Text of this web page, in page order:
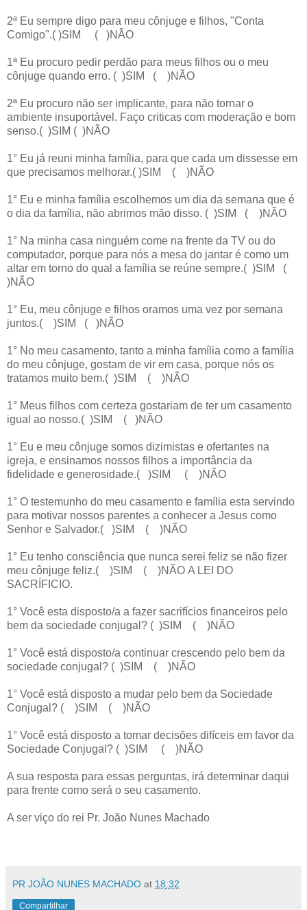
2ª Eu sempre digo para meu cônjuge e filhos, "Conta
Comigo".( )SIM ( )NÃO
1ª Eu procuro pedir perdão para meus filhos ou o meu
cônjuge quando erro. ( )SIM ( )NÃO
2ª Eu procuro não ser implicante, para não tornar o
ambiente insuportável. Faço criticas com moderação e bom
senso.( )SIM ( )NÃO
1° Eu já reuni minha família, para que cada um dissesse em
que precisamos melhorar.( )SIM ( )NÃO
1° Eu e minha família escolhemos um dia da semana que é
o dia da família, não abrimos mão disso. ( )SIM ( )NÃO
1° Na minha casa ninguém come na frente da TV ou do
computador, porque para nós a mesa do jantar é como um
altar em torno do qual a família se reúne sempre.( )SIM (
)NÃO
1° Eu, meu cônjuge e filhos oramos uma vez por semana
juntos.( )SIM ( )NÃO
1° No meu casamento, tanto a minha família como a família
do meu cônjuge, gostam de vir em casa, porque nós os
tratamos muito bem.( )SIM ( )NÃO
1° Meus filhos com certeza gostariam de ter um casamento
igual ao nosso.( )SIM ( )NÃO
1° Eu e meu cônjuge somos dizimistas e ofertantes na
igreja, e ensinamos nossos filhos a importância da
fidelidade e generosidade.( )SIM ( )NÃO
1° O testemunho do meu casamento e família esta servindo
para motivar nossos parentes a conhecer a Jesus como
Senhor e Salvador.( )SIM ( )NÃO
1° Eu tenho consciência que nunca serei feliz se não fizer
meu cônjuge feliz.( )SIM ( )NÃO A LEI DO
SACRÍFICIO.
1° Você esta disposto/a a fazer sacrifícios financeiros pelo
bem da sociedade conjugal? ( )SIM ( )NÃO
1° Você está disposto/a continuar crescendo pelo bem da
sociedade conjugal? ( )SIM ( )NÃO
1° Você está disposto a mudar pelo bem da Sociedade
Conjugal? ( )SIM ( )NÃO
1° Você está disposto a tomar decisões difíceis em favor da
Sociedade Conjugal? ( )SIM ( )NÃO
A sua resposta para essas perguntas, irá determinar daqui
para frente como será o seu casamento.
A ser viço do rei Pr. João Nunes Machado
PR JOÃO NUNES MACHADO at 18:32
Compartilhar